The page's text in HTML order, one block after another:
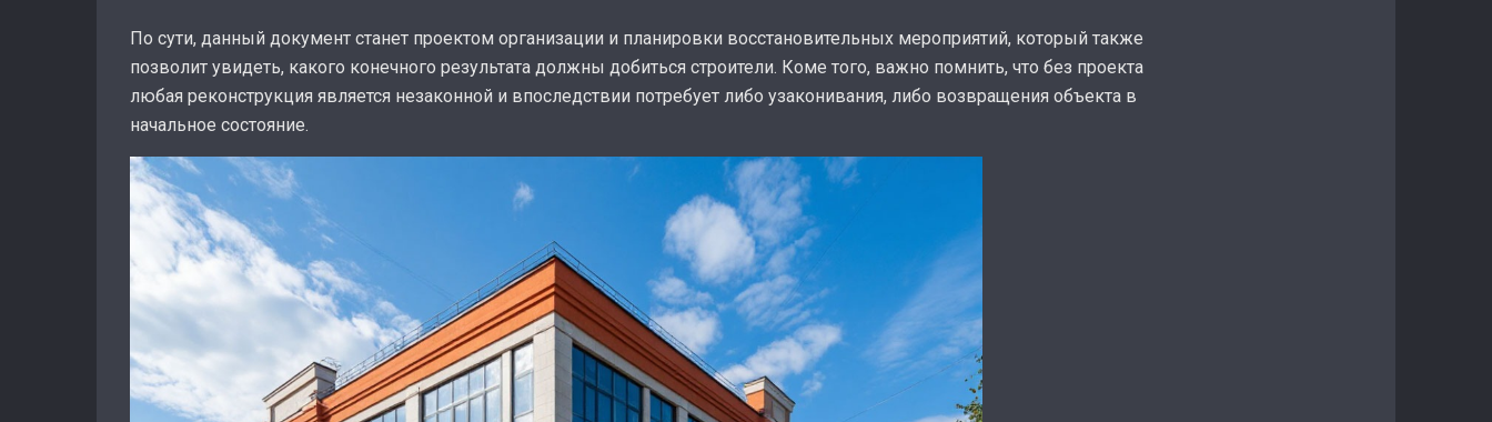
По сути, данный документ станет проектом организации и планировки восстановительных мероприятий, который также
позволит увидеть, какого конечного результата должны добиться строители. Коме того, важно помнить, что без проекта
любая реконструкция является незаконной и впоследствии потребует либо узаконивания, либо возвращения объекта в
начальное состояние.